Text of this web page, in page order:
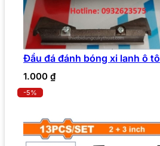
Đầu đá đánh bóng xi lanh ô tô
1.000 ₫
-5%